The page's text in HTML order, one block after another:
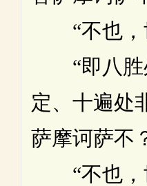
“不也，
“即八胜
定、十遍处
萨摩诃萨不
“不也，